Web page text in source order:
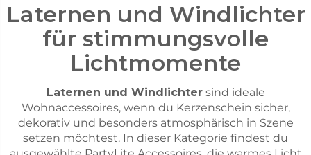
Laternen und Windlichter
für stimmungsvolle
Lichtmomente
Laternen und Windlichtersind ideale
Wohnaccessoires, wenn du Kerzenschein sicher,
dekorativ und besonders atmosphärisch in Szene
setzen möchtest. In dieser Kategorie findest du